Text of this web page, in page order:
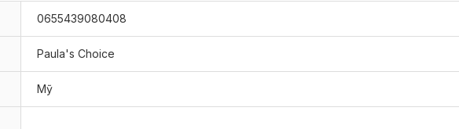
0655439080408
Paula's Choice
Mỹ